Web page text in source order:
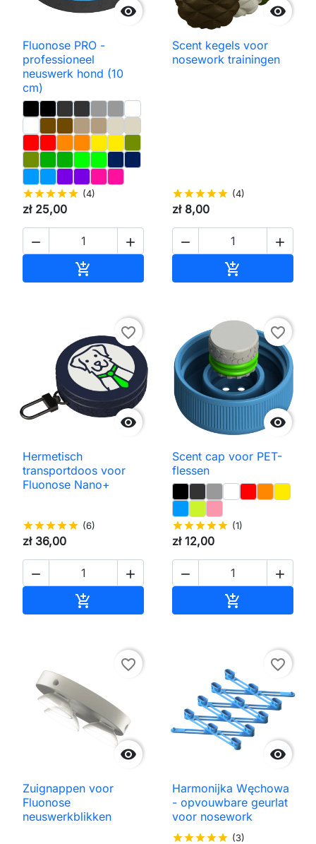

Fluonose PRO -
professioneel
neuswerk hond (10
cm)
starstarstarstarstar (4)
zł 25,00
 
 Toevoegen aan winkelwagen

Scent kegels voor
nosework trainingen
starstarstarstarstar (4)
zł 8,00
 


favorite_border
Hermetisch
transportdoos voor
Fluonose Nano+
starstarstarstarstar (6)
zł 36,00
 
 Toevoegen aan winkelwagen

favorite_border
Scent cap voor PET-
flessen
starstarstarstarstar (1)
zł 12,00
 


favorite_border
Zuignappen voor
Fluonose
neuswerkblikken

favorite_border
Harmonijka Węchowa
- opvouwbare geurlat
voor nosework
starstarstarstarstar (3)